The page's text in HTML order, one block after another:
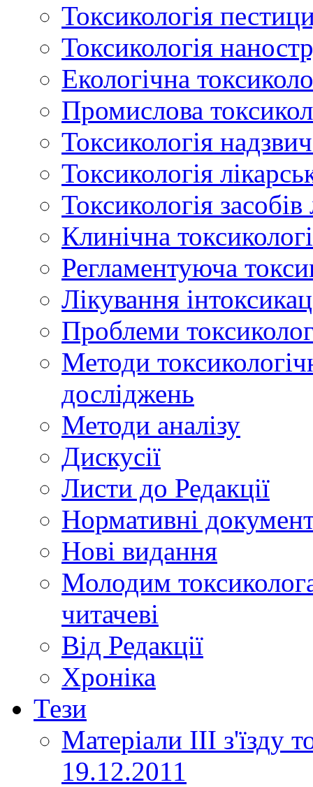
Токсикологія
Токсикологія
Екологічна
Промислова
Токсикологія
Токсикологія
Токсикологія
Клинічна
Регламентуюча
Лікування
Проблеми
Методи
досліджень
Методи аналізу
Дискусії
Листи до Редакції
Нормативні
Нові видання
Молодим
читачеві
Від Редакції
Хроніка
Тези
Матеріали ІІІ з'їзду
19.12.2011